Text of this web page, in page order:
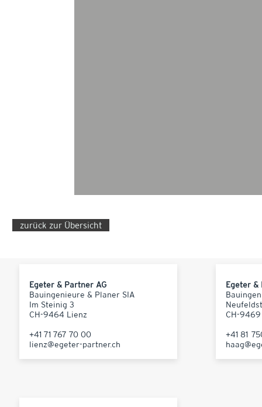
zurück zur Übersicht
Egeter & Partner AG
Bauingenieure & Planer SIA
Im Steinig 3
CH-9464 Lienz
+41 71 767 70 00
lienz@egeter-partner.ch
Egeter &
CH-
+41 81